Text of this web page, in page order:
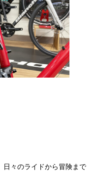
日々のライドから冒険まで